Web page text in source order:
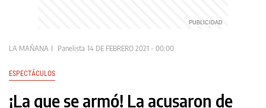
LA MAÑANA Panelista 14 DE FEBRERO 2021 - 00:00
ESPECTÁCULOS
¡La que se armó! La acusaron de